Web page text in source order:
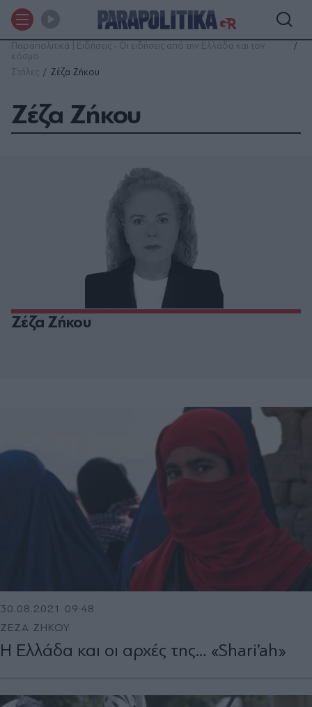
Παραπολιτικά | Ειδήσεις - Οι ειδήσεις από την Ελλάδα και τον
κόσμο
Στήλες
Ζέζα Ζήκου
Ζέζα Ζήκου
Ζέζα Ζήκου
30.08.2021 09:48
ΖΕΖΑ ΖΗΚΟΥ
Η Ελλάδα και οι αρχές της… «Shari’ah»